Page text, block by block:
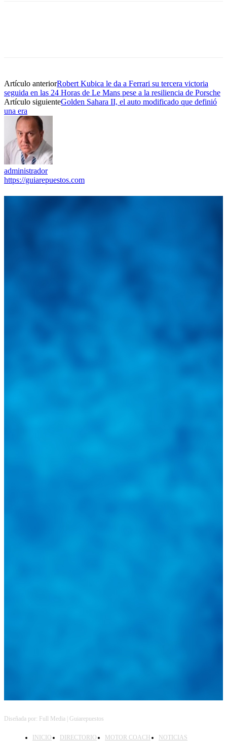
Artículo anteriorRobert Kubica le da a Ferrari su tercera victoria
seguida en las 24 Horas de Le Mans pese a la resiliencia de Porsche
Artículo siguienteGolden Sahara II, el auto modificado que definió
una era
administrador
https://guiarepuestos.com
Diseñada por: Full Media | Guiarepuestos
INICIO DIRECTORIO MOTOR COACH NOTICIAS